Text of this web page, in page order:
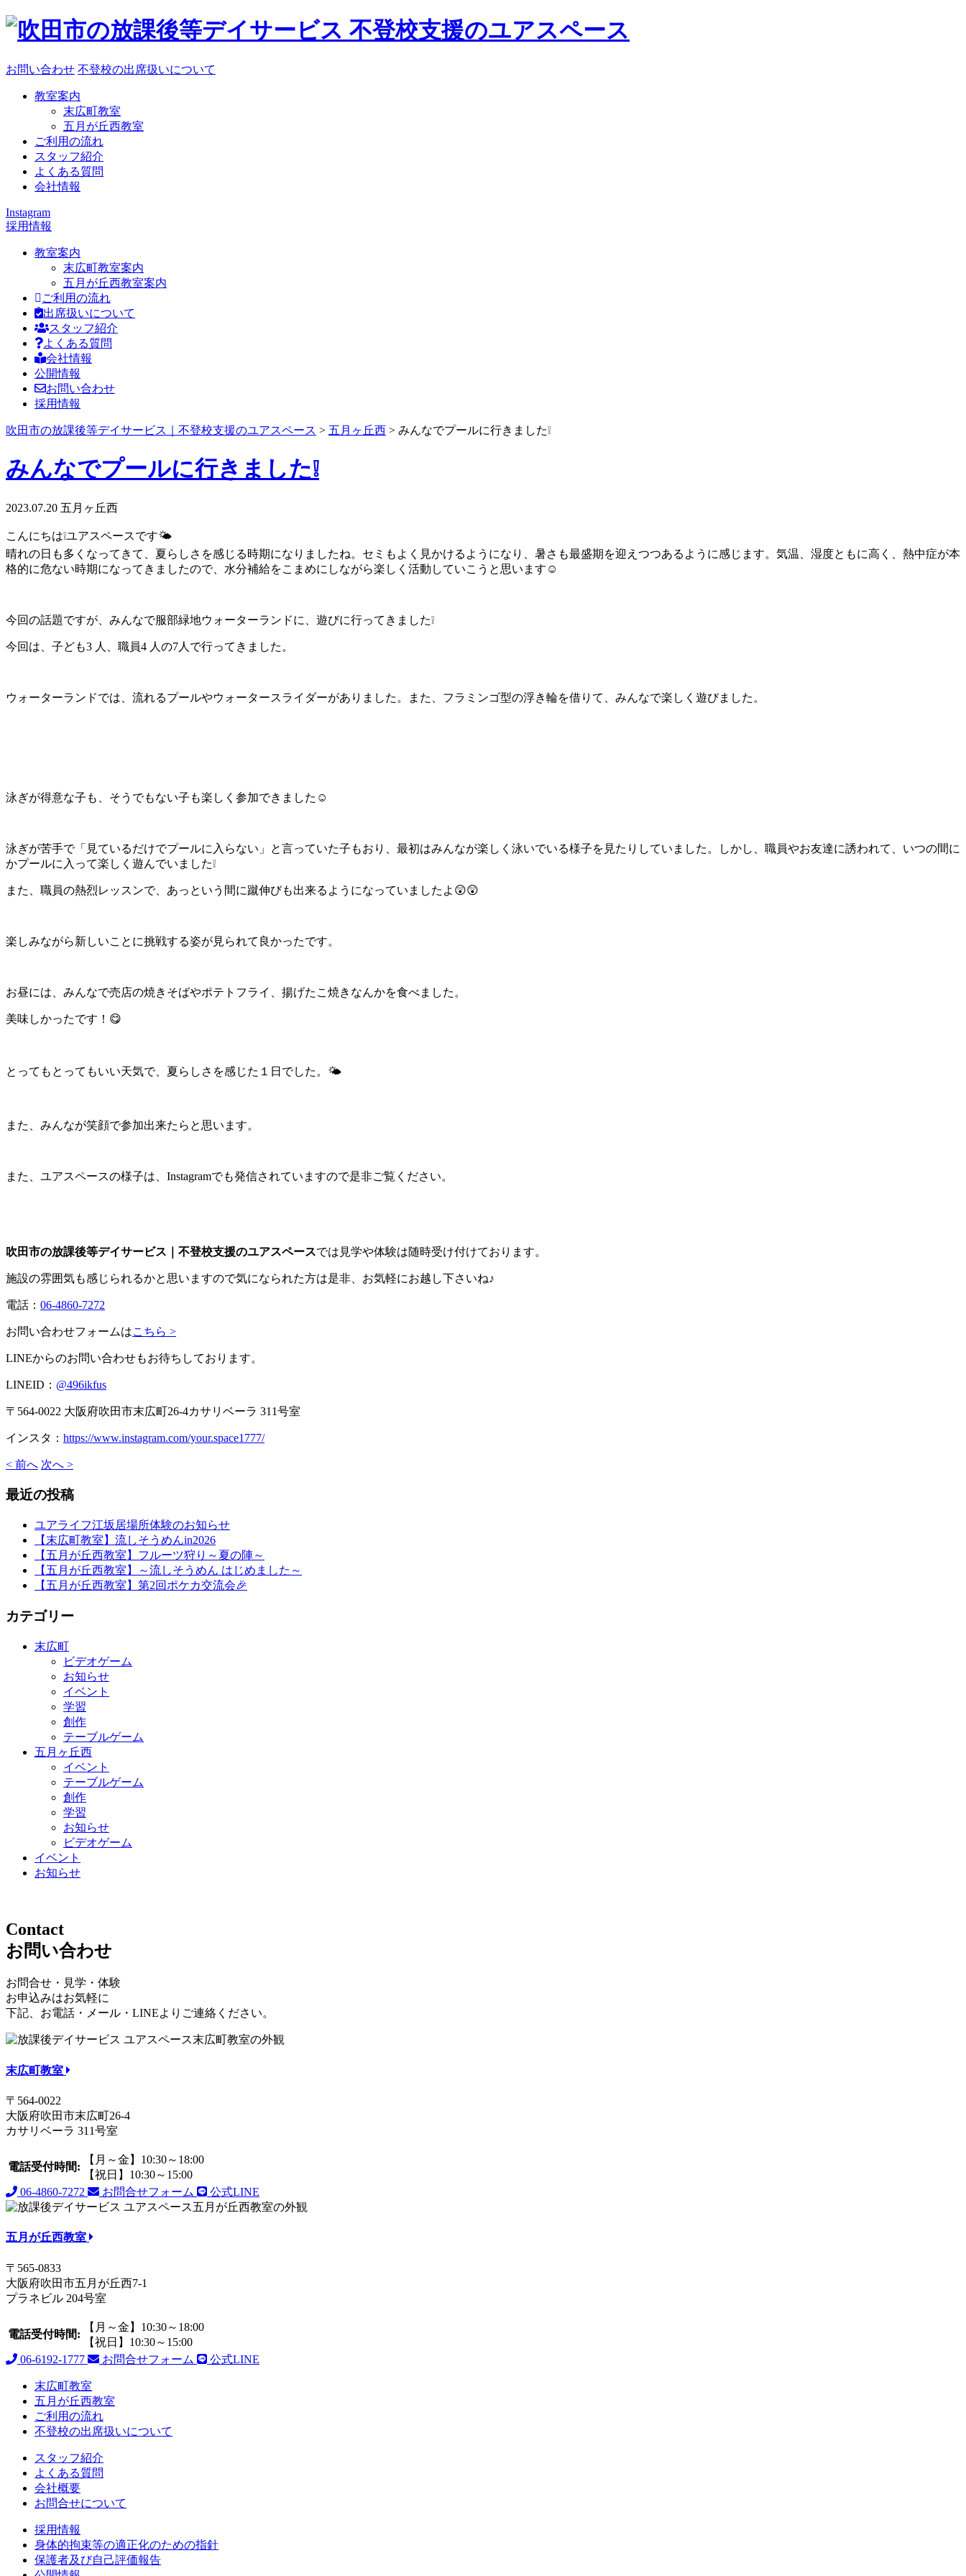
お問い合わせ 不登校の出席扱いについて
教室案内
末広町教室
五月が丘西教室
ご利用の流れ
スタッフ紹介
よくある質問
会社情報
Instagram
採用情報
教室案内
末広町教室案内
五月が丘西教室案内
ご利用の流れ
出席扱いについて
スタッフ紹介
よくある質問
会社情報
公開情報
お問い合わせ
採用情報
吹田市の放課後等デイサービス｜不登校支援のユアスペース > 五月ヶ丘西 > みんなでプールに行きました❕
みんなでプールに行きました❕
2023.07.20 五月ヶ丘西
こんにちは❕ユアスペースです🌤
晴れの日も多くなってきて、夏らしさを感じる時期になりましたね。セミもよく見かけるようになり、暑さも最盛期を迎えつつあるように感じます。気温、湿度ともに高く、熱中症が本
格的に危ない時期になってきましたので、水分補給をこまめにしながら楽しく活動していこうと思います☺
今回の話題ですが、みんなで服部緑地ウォーターランドに、遊びに行ってきました❕
今回は、子ども3 人、職員4 人の7人で行ってきました。
ウォーターランドでは、流れるプールやウォータースライダーがありました。また、フラミンゴ型の浮き輪を借りて、みんなで楽しく遊びました。
泳ぎが得意な子も、そうでもない子も楽しく参加できました☺
泳ぎが苦手で「見ているだけでプールに入らない」と言っていた子もおり、最初はみんなが楽しく泳いでいる様子を見たりしていました。しかし、職員やお友達に誘われて、いつの間に
かプールに入って楽しく遊んでいました❕
また、職員の熱烈レッスンで、あっという間に蹴伸びも出来るようになっていましたよ😲😲
楽しみながら新しいことに挑戦する姿が見られて良かったです。
お昼には、みんなで売店の焼きそばやポテトフライ、揚げたこ焼きなんかを食べました。
美味しかったです！😋
とってもとってもいい天気で、夏らしさを感じた１日でした。🌤
また、みんなが笑顔で参加出来たらと思います。
また、ユアスペースの様子は、Instagramでも発信されていますので是非ご覧ください。
吹田市の放課後等デイサービス｜不登校支援のユアスペースでは見学や体験は随時受け付けております。
施設の雰囲気も感じられるかと思いますので気になられた方は是非、お気軽にお越し下さいね♪
電話： 06-4860-7272
お問い合わせフォームはこちら >
LINEからのお問い合わせもお待ちしております。
LINEID： @496ikfus
〒564-0022 大阪府吹田市末広町26-4カサリベーラ 311号室
インスタ： https://www.instagram.com/your.space1777/
< 前へ 次へ >
最近の投稿
ユアライフ江坂居場所体験のお知らせ
【末広町教室】流しそうめんin2026
【五月が丘西教室】フルーツ狩り～夏の陣～
【五月が丘西教室】～流しそうめん はじめました～
【五月が丘西教室】第2回ポケカ交流会🎉
カテゴリー
末広町
ビデオゲーム
お知らせ
イベント
学習
創作
テーブルゲーム
五月ヶ丘西
イベント
テーブルゲーム
創作
学習
お知らせ
ビデオゲーム
イベント
お知らせ
Contact
お問い合わせ
お問合せ・見学・体験
お申込みはお気軽に
下記、お電話・メール・LINEよりご連絡ください。
末広町教室
〒564-0022
大阪府吹田市末広町26-4
カサリベーラ 311号室
電話受付時間:
【月～金】10:30～18:00
【祝日】10:30～15:00
06-4860-7272
お問合せフォーム 公式LINE
五月が丘西教室
〒565-0833
大阪府吹田市五月が丘西7-1
プラネビル 204号室
電話受付時間:
【月～金】10:30～18:00
【祝日】10:30～15:00
06-6192-1777
お問合せフォーム 公式LINE
末広町教室
五月が丘西教室
ご利用の流れ
不登校の出席扱いについて
スタッフ紹介
よくある質問
会社概要
お問合せについて
採用情報
身体的拘束等の適正化のための指針
保護者及び自己評価報告